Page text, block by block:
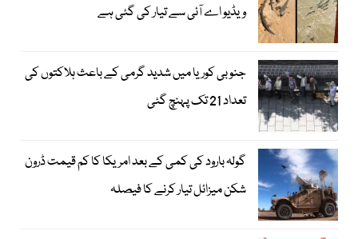
ویڈیو اے آئی سے تیار کی گئی ہے
جنوبی کوریا میں شدید گرمی کے باعث ہلاکتوں کی
تعداد 21 تک پہنچ گئی
گولہ بارود کی کمی کے بعد امریکا کا کم قیمت ڈرون
شکن میزائل تیار کرنے کا فیصلہ